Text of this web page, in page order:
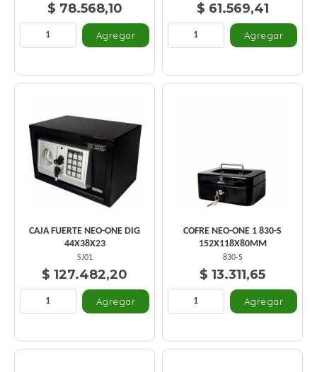
$ 78.568,10 $ 61.569,41
CAJA FUERTE NEO-ONE DIG
44X38X23
SJ01
$ 127.482,20
COFRE NEO-ONE 1 830-S
152X118X80MM
830-S
$ 13.311,65